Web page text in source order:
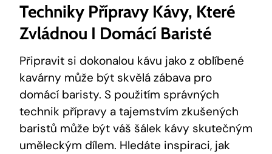
Techniky Přípravy Kávy, Které
Zvládnou I Domácí Baristé
Připravit si dokonalou kávu jako z oblíbené
kavárny může být skvělá zábava pro
domácí baristy. S použitím správných
technik přípravy a tajemstvím zkušených
baristů může být váš šálek kávy skutečným
uměleckým dílem. Hledáte inspiraci, jak